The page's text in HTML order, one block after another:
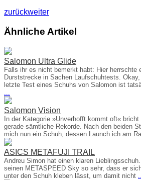
zurückweiter
Ähnliche Artikel
Salomon Ultra Glide
Falls ihr es nicht bemerkt habt: Hier herrschte
Durststrecke in Sachen Laufschuhtests.
letzte Test eines Schuhs von Salomon ist
Salomon Vision
In der Kategorie »Unverhofft kommt oft«
gerade sämtliche Rekorde. Nach den beiden
mich nun ein Schuh, dessen Launch ich am
ASICS METAFUJI TRAIL
Andreu Simon hat einen klaren
seinen METASPEED Sky so sehr, dass er
unter den Schuh kleben lässt, um damit nicht